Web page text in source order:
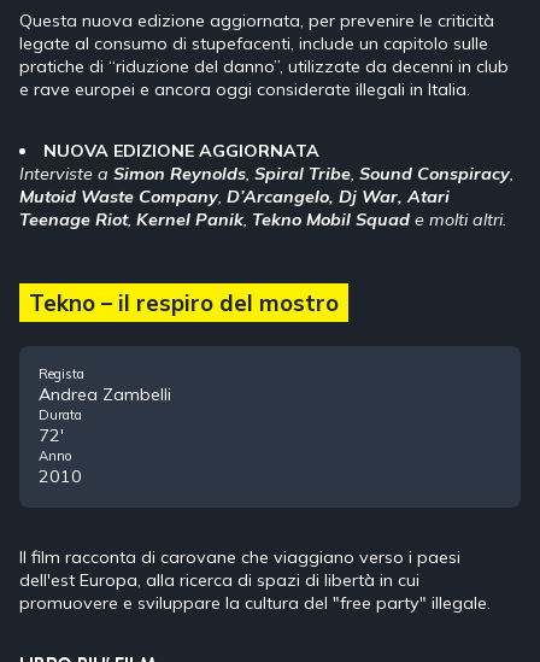
Questa nuova edizione aggiornata, per prevenire le criticità
legate al consumo di stupefacenti, include un capitolo sulle
pratiche di “riduzione del danno”, utilizzate da decenni in club
e rave europei e ancora oggi considerate illegali in Italia.
NUOVA EDIZIONE AGGIORNATA
Interviste aSimon Reynolds, Spiral Tribe,Sound Conspiracy,
Mutoid Waste Company, D’Arcangelo, Dj War, Atari
Teenage Riot, Kernel Panik, Tekno Mobil Squad e molti altri.
Tekno – il respiro del mostro
Regista
Andrea Zambelli
Durata
72'
Anno
2010
Il film racconta di carovane che viaggiano verso i paesi
dell'est Europa, alla ricerca di spazi di libertà in cui
promuovere e sviluppare la cultura del "free party" illegale.